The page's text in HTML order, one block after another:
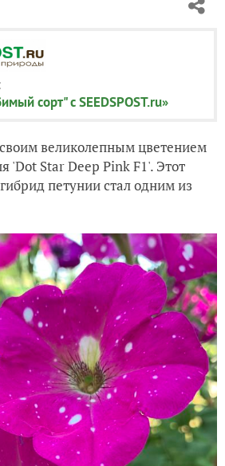
сорт" с SEEDSPOST.ru»
своим великолепным цветением
'Dot Star Deep Pink F1'. Этот
петунии стал одним из